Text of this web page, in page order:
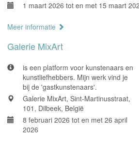
1 maart 2026 tot en met 15 maart
Meer informatie
Galerie MixArt
is een platform voor kunstenaars en
kunstliefhebbers. Mijn werk vind je
bij de 'gastkunstenaars'.
Galerie MixArt, Sint-Martinusstraat,
101, Dilbeek, België
8 februari 2026 tot en met 26 april
2026